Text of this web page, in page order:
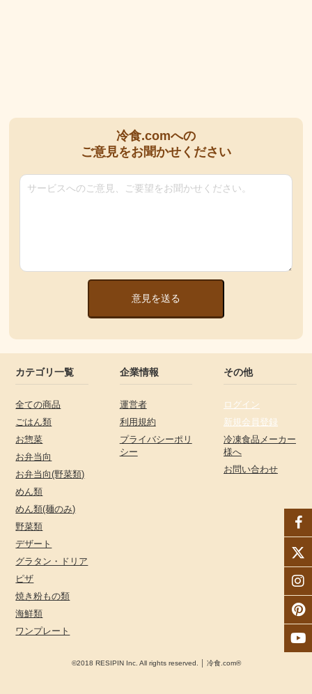
冷食.comへの
ご意見をお聞かせください
意見を送る
カテゴリ一覧
全ての商品
ごはん類
お惣菜
お弁当向
お弁当向(野菜類)
めん類
めん類(麺のみ)
野菜類
デザート
グラタン・ドリア
ピザ
焼き粉もの類
海鮮類
ワンプレート
企業情報
運営者
利用規約
プライバシーポリ
シー
その他
ログイン
新規会員登録
冷凍食品メーカー
様へ
お問い合わせ
©2018 RESIPIN Inc. All rights reserved. │ 冷食.com®